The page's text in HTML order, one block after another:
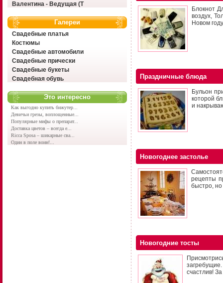
Валентина - Ведущая (Т
Галереи
Свадебные платья
Костюмы
Свадебные автомобили
Свадебные прически
Свадебные букеты
Свадебная обувь
Это интересно
Как выгодно купить бижутер...
Девичьи грезы, воплощенные...
Популярные мифы о препарат...
Доставка цветов – всегда е...
Ricca Sposa – шикарные сва...
Один в поле воин!...
Блокнот
воздух,
Новом
Праздничные блюда
Бульон
которой
и
Новогоднее застолье
рецепты
быстро,
Новогодние тосты
счастлив!